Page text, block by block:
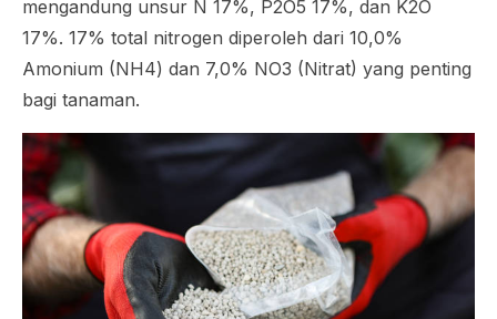
mengandung unsur N 17%, P2O5 17%, dan K2O
17%. 17% total nitrogen diperoleh dari 10,0%
Amonium (NH4) dan 7,0% NO3 (Nitrat) yang penting
bagi tanaman.